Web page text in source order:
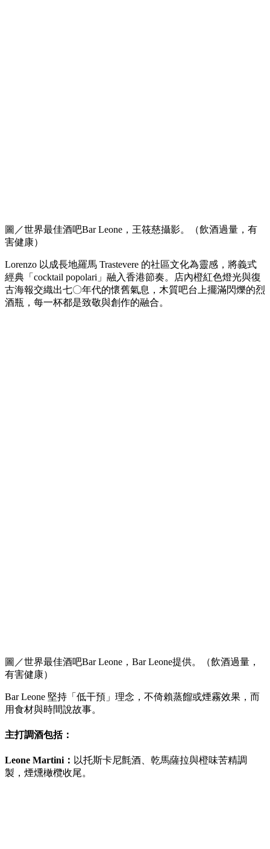
圖／世界最佳酒吧Bar Leone，王筱慈攝影。（飲酒過量，有
害健康）
Lorenzo 以成長地羅馬 Trastevere 的社區文化為靈感，將義式
經典「cocktail popolari」融入香港節奏。店內橙紅色燈光與復
古海報交織出七〇年代的懷舊氣息，木質吧台上擺滿閃爍的烈
酒瓶，每一杯都是致敬與創作的融合。
圖／世界最佳酒吧Bar Leone，Bar Leone提供。（飲酒過量，
有害健康）
Bar Leone 堅持「低干預」理念，不倚賴蒸餾或煙霧效果，而
用食材與時間說故事。
主打調酒包括：
Leone Martini： 以托斯卡尼氈酒、乾馬薩拉與橙味苦精調
製，煙燻橄欖收尾。